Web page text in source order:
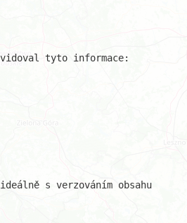
tyto informace:
s verzováním obsahu